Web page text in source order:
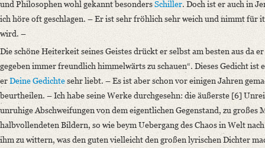
und Philosophen wohl gekannt besondersSchiller. Doch ist er auch in
ich höre oft geschlagen. – Er ist sehr fröhlich sehr weich und nimmt für
wird. –
Die schöne Heiterkeit seines Geistes drückt er selbst am besten aus da
gegeben immer freundlich himmelwärts zu schauen“. Dieses Gedicht ist
erDeine Gedichtesehr liebt. – Es ist aber schon vor einigen Jahren
beurtheilen. – Ich habe seine Werke durchgesehn: die äußerste [6]
unruhige Abschweifungen von dem eigentlichen Gegenstand, zu
halbvollendeten Bildern, so wie beym Uebergang des Chaos in Welt
ihm zu wittern, was den guten vielleicht den großen lyrischen Dichter